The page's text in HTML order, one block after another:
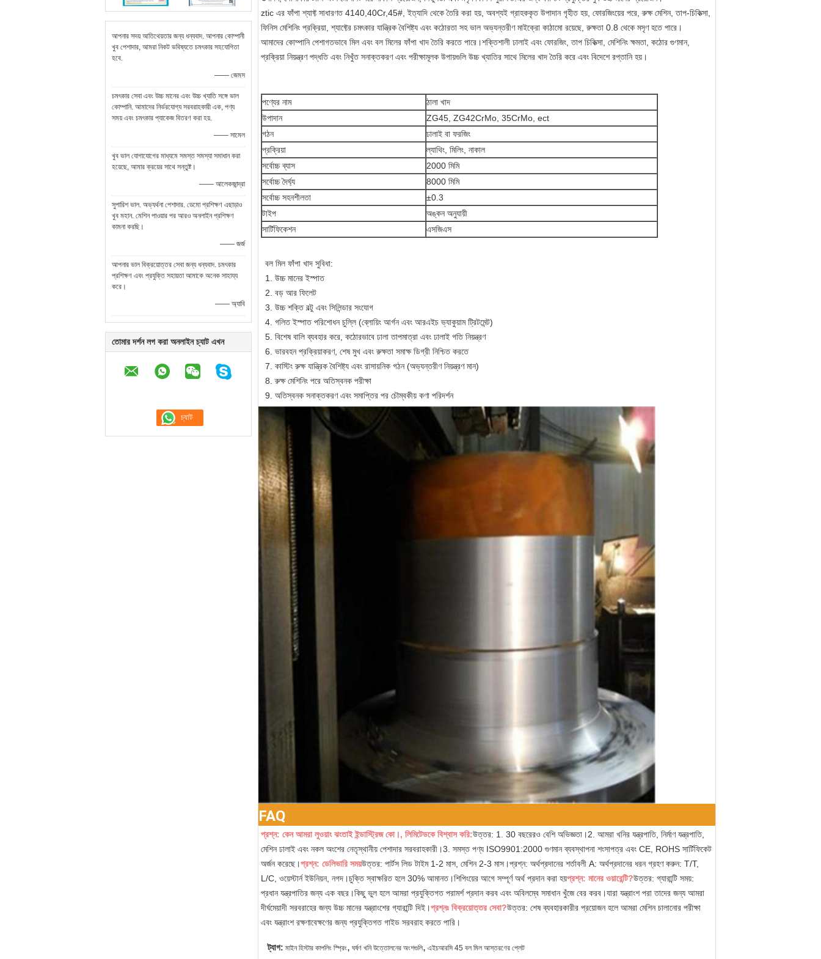
আপনার সদয় আতিথেয়তার জন্য ধন্যবাদ. আপনার কোম্পানী
খুব পেশাদার, আমরা নিকট ভবিষ্যতে চমৎকার সহযোগিতা
হবে.
—— জেমস
চমৎকার সেবা এবং উচ্চ মানের এবং উচ্চ খ্যাতি সঙ্গে ভাল
কোম্পানি. আমাদের নির্ভরযোগ্য সরবরাহকারী এক, পণ্য
সময় এবং চমৎকার প্যাকেজ বিতরণ করা হয়.
—— সামেল
খুব ভাল যোগাযোগের মাধ্যমে সমস্ত সমস্যা সমাধান করা
হয়েছে, আমার ক্রয়ের সাথে সন্তুষ্ট।
—— আলেকজান্দ্রা
সুপারিশ ভাল. অভ্যর্থনা পেশাদার. ডেমো প্রশিক্ষণ এছাড়াও
খুব মহান. মেশিন পাওয়ার পর আরও অনলাইন প্রশিক্ষণ
কামনা করছি।
—— জর্জ
আপনার ভাল বিক্রয়োত্তর সেবা জন্য ধন্যবাদ. চমৎকার
প্রশিক্ষণ এবং প্রযুক্তি সহায়তা আমাকে অনেক সাহায্য
করে।
—— অ্যাবি
তোমার দর্শন লগ করা অনলাইন চ্যাট এখন
ztic এর ফাঁপা শ্যাফ্ট সাধারণত 4140,40Cr,45#, ইত্যাদি থেকে তৈরি করা হয়, অবশ্যই গ্রাহককৃত উপাদান গৃহীত হয়, ফোরজিংয়ের পরে, রুক্ষ মেশিন, তাপ-চিকিত্সা,
ফিনিস মেশিনিং প্রক্রিয়া, শ্যাফ্টের চমৎকার যান্ত্রিক বৈশিষ্ট্য এবং কঠোরতা সহ ভাল অভ্যন্তরীণ মাইক্রো কাঠামো রয়েছে, রুক্ষতা 0.8 থেকে মসৃণ হতে পারে।
আমাদের কোম্পানি পেশাগতভাবে মিল এবং বল মিলের ফাঁপা খাদ তৈরি করতে পারে।শক্তিশালী ঢালাই এবং ফোরজিং, তাপ চিকিত্সা, মেশিনিং ক্ষমতা, কঠোর গুণমান,
প্রক্রিয়া নিয়ন্ত্রণ পদ্ধতি এবং নিখুঁত সনাক্তকরণ এবং পরীক্ষামূলক উপায়গুলি উচ্চ খ্যাতির সাথে মিলের খাদ তৈরি করে এবং বিদেশে রপ্তানি হয়।
পণ্যের নাম
ঠালা খাদ
উপাদান
ZG45, ZG42CrMo, 35CrMo, ect
গঠন
ঢালাই বা ফরজিং
প্রক্রিয়া
ল্যাথিং, মিলিং, নাকাল
সর্বোচ্চ ব্যাস
2000 মিমি
সর্বোচ্চ দৈর্ঘ্য
8000 মিমি
সর্বোচ্চ সহনশীলতা
±0.3
টাইপ
অঙ্কন অনুযায়ী
সার্টিফিকেশন
এসজিএস
বল মিল ফাঁপা খাদ সুবিধা:
1. উচ্চ মানের ইস্পাত
2. বড় আর ফিলেট
3. উচ্চ শক্তি বল্টু এবং সিলিন্ডার সংযোগ
4. গলিত ইস্পাত পরিশোধন চুল্লি (ব্লোয়িং আর্গন এবং আরএইচ ভ্যাকুয়াম ট্রিটমেন্ট)
5. বিশেষ বালি ব্যবহার করে, কঠোরভাবে ঢালা তাপমাত্রা এবং ঢালাই গতি নিয়ন্ত্রণ
6. ভারবহন প্রক্রিয়াকরণ, শেষ মুখ এবং রুক্ষতা সমাক্ষ ডিগ্রী নিশ্চিত করতে
7. কাস্টিং রুক্ষ যান্ত্রিক বৈশিষ্ট্য এবং রাসায়নিক গঠন (অভ্যন্তরীণ নিয়ন্ত্রণ মান)
8. রুক্ষ মেশিনিং পরে অতিস্বনক পরীক্ষা
9. অতিস্বনক সনাক্তকরণ এবং সমাপ্তির পর চৌম্বকীয় কণা পরিদর্শন
FAQ
প্রশ্ন: কেন আমরা লুওয়াং ঝংতাই ইন্ডাস্ট্রিজ কো।, লিমিটেডকে বিশ্বাস করি:উত্তর: 1. 30 বছরেরও বেশি অভিজ্ঞতা।2. আমরা খনির যন্ত্রপাতি, নির্মাণ যন্ত্রপাতি,
মেশিন ঢালাই এবং নকল অংশের নেতৃস্থানীয় পেশাদার সরবরাহকারী।3. সমস্ত পণ্য ISO9901:2000 গুণমান ব্যবস্থাপনা শংসাপত্র এবং CE, ROHS সার্টিফিকেট
অর্জন করেছে।প্রশ্ন: ডেলিভারি সময়উত্তর: পার্টস লিড টাইম 1-2 মাস, মেশিন 2-3 মাস।প্রশ্ন: অর্থপ্রদানের শর্তাবলী A: অর্থপ্রদানের ধরন গ্রহণ করুন: T/T,
L/C, ওয়েস্টার্ন ইউনিয়ন, নগদ।চুক্তি স্বাক্ষরিত হলে 30% আমানত।শিপিংয়ের আগে সম্পূর্ণ অর্থ প্রদান করা হয়প্রশ্ন: মানের ওয়ারেন্টি?উত্তর: গ্যারান্টি সময়:
প্রধান যন্ত্রপাতির জন্য এক বছর।কিছু ভুল হলে আমরা প্রযুক্তিগত পরামর্শ প্রদান করব এবং অবিলম্বে সমাধান খুঁজে বের করব।যারা যন্ত্রাংশ পরা তাদের জন্য আমরা
দীর্ঘমেয়াদী সরবরাহের জন্য উচ্চ মানের যন্ত্রাংশের গ্যারান্টি দিই।প্রশ্নঃ বিক্রয়োত্তর সেবা?উত্তর: শেষ ব্যবহারকারীর প্রয়োজন হলে আমরা মেশিন চালানোর পরীক্ষা
এবং যন্ত্রাংশ রক্ষণাবেক্ষণের জন্য প্রযুক্তিগত গাইড সরবরাহ করতে পারি।
ট্যাগ: মাইন হিস্টার কাপলিং স্প্রিং, ঘর্ষণ খনি উত্তোলনের অংশগুলি, এইচআরসি 45 বল মিল আস্তরণের প্লেট